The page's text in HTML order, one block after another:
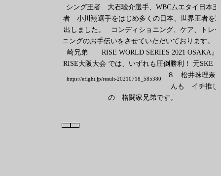
シング王者 大石駿介選手、WBCムエタイ日本王
者 小川翔選手をはじめ多くの日本、世界王者を
出しました。
コンディショニング、ケア、トレー
ニングのお手伝いをさせていただいております。
崎兄弟 RISE WORLD SERIES 2021 OSAKA』
RISE大阪大会 では、いずれも圧倒勝利！
https://efight.jp/result-20210718_585380
元SKE
８ 松井珠理奈
んも イチ推し
の 格闘家兄弟です。